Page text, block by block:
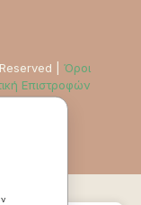
| Όροι
Επιστροφών